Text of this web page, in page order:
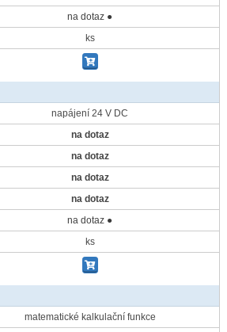
na dotaz ●
ks
napájení 24 V DC
na dotaz
na dotaz
na dotaz
na dotaz
na dotaz ●
ks
matematické kalkulační funkce